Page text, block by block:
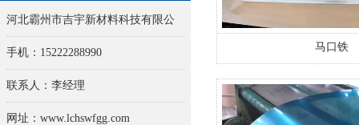
马口铁
河北霸州市吉宇新材料科技有限公
手机：15222288990
联系人：李经理
网址：www.lchswfgg.com